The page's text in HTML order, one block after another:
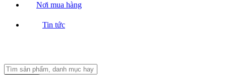
Nơi mua hàng
Tin tức